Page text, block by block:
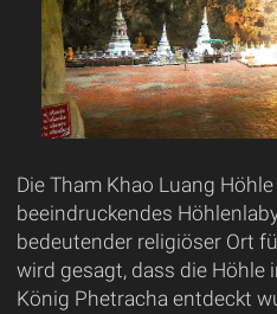
Die Tham Khao Luang
beeindruckendes
bedeutender religiöser Ort
wird gesagt, dass die Höhle
König Phetracha entdeckt